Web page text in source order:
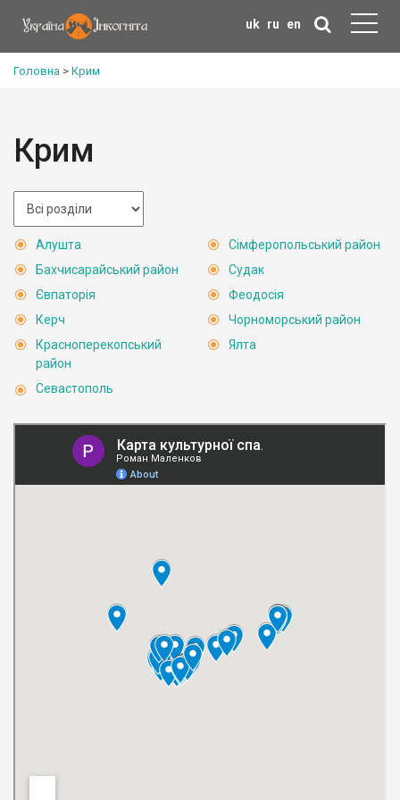
uk ru en
Головна > Крим
Крим
Алушта
Бахчисарайський район
Євпаторія
Керч
Красноперекопський
район
Севастополь
Сімферопольський район
Судак
Феодосія
Чорноморський район
Ялта